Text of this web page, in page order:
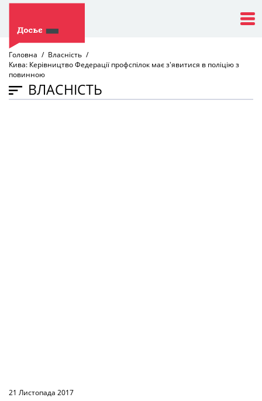
Головна
Власність
Кива: Керівництво Федерації профспілок має з'явитися в поліцію з
повинною
ВЛАСНІСТЬ
21 Листопада 2017